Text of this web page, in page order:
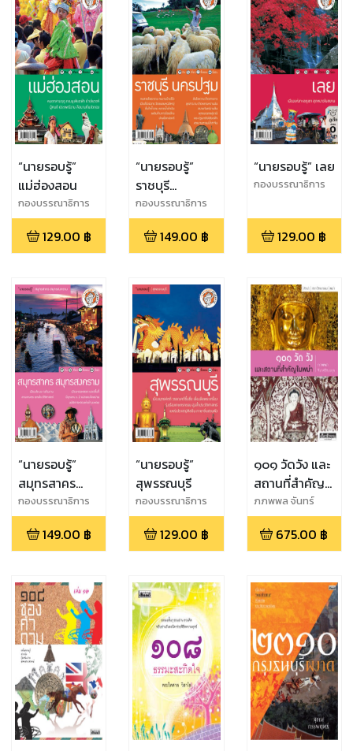
“นายรอบรู้”
แม่ฮ่องสอน
กองบรรณาธิการ
นายรอบรู้
129.00 ฿
“นายรอบรู้”
ราชบุรี
นครปฐม
กองบรรณาธิการ
นายรอบรู้
149.00 ฿
“นายรอบรู้” เลย
กองบรรณาธิการ
129.00 ฿
“นายรอบรู้”
สมุทรสาคร
สมุทรสงคราม
กองบรรณาธิการ
นายรอบรู้
149.00 ฿
“นายรอบรู้”
สุพรรณบุรี
กองบรรณาธิการ
นายรอบรู้
129.00 ฿
๑๐๑ วัดวัง และ
สถานที่สำคัญ
ในพม่า
ภภพพล จันทร์
วัฒนกุล
675.00 ฿